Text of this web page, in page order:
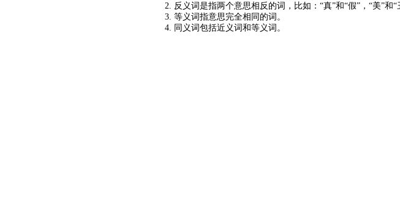
2. 反义词是指两个意思相反的词，比如：“真”和“假”，“美”和“
3. 等义词指意思完全相同的词。
4. 同义词包括近义词和等义词。